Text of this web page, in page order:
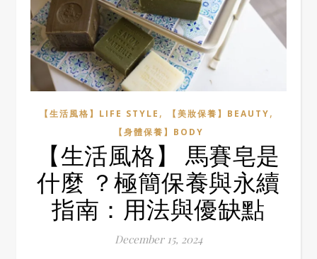
【生活風格】LIFE STYLE , 【美妝保養】BEAUTY,
【身體保養】BODY
【生活風格】 馬賽皂是
什麼 ？極簡保養與永續
指南：用法與優缺點
December 15, 2024